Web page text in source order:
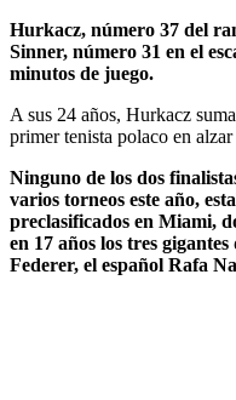
Hurkacz, número 37 del
Sinner, número 31 en el
minutos de juego.
A sus 24 años, Hurkacz
primer tenista polaco en
Ninguno de los dos
varios torneos este año,
preclasificados en Miami,
en 17 años los tres
Federer, el español Rafa